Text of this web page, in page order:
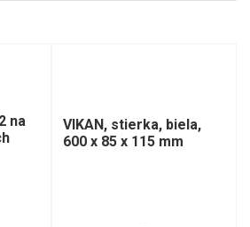
na
VIKAN, stierka, biela,
600 x 85 x 115 mm